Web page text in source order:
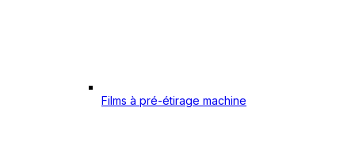
Films à pré-étirage machine